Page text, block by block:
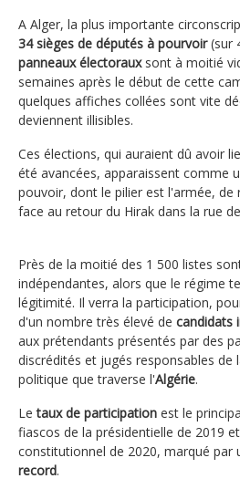
A Alger, la plus importante
34 sièges de députés à pourvoir(sur
panneaux électorauxsont à moitié
semaines après le début de cette
quelques affiches collées sont vite
deviennent illisibles.
Ces élections, qui auraient dû avoir
été avancées, apparaissent comme
pouvoir, dont le pilier est l'armée, de
face au retour du Hirak dans la rue
Près de la moitié des 1 500 listes
indépendantes, alors que le régime
légitimité. Il verra la participation,
d'un nombre très élevé de candidats
aux prétendants présentés par des
discrédités et jugés responsables de
politique que traverse l'Algérie.
Letaux de participation est le
fiascos de la présidentielle de 2019
constitutionnel de 2020, marqué par
record.